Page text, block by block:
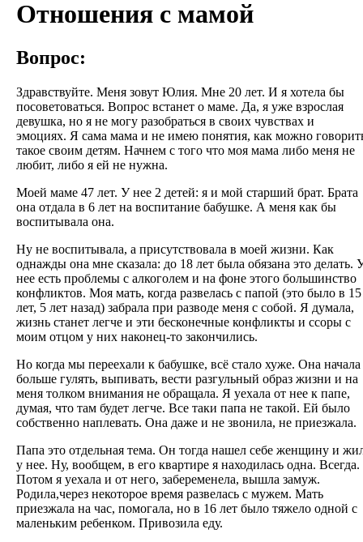
Отношения с мамой
Вопрос:
Здравствуйте. Меня зовут Юлия. Мне 20 лет. И я хотела бы
посоветоваться. Вопрос встанет о маме. Да, я уже взрослая
девушка, но я не могу разобраться в своих чувствах и
эмоциях. Я сама мама и не имею понятия, как можно
такое своим детям. Начнем с того что моя мама либо меня не
любит, либо я ей не нужна.
Моей маме 47 лет. У нее 2 детей: я и мой старший брат. Брата
она отдала в 6 лет на воспитание бабушке. А меня как бы
воспитывала она.
Ну не воспитывала, а присутствовала в моей жизни. Как
однажды она мне сказала: до 18 лет была обязана это делать.
нее есть проблемы с алкоголем и на фоне этого большинство
конфликтов. Моя мать, когда развелась с папой (это было в 15
лет, 5 лет назад) забрала при разводе меня с собой. Я думала,
жизнь станет легче и эти бесконечные конфликты и ссоры с
моим отцом у них наконец-то закончились.
Но когда мы переехали к бабушке, всё стало хуже. Она начала
больше гулять, выпивать, вести разгульный образ жизни и на
меня толком внимания не обращала. Я уехала от нее к папе,
думая, что там будет легче. Все таки папа не такой. Ей было
собственно наплевать. Она даже и не звонила, не приезжала.
Папа это отдельная тема. Он тогда нашел себе женщину и
у нее. Ну, вообщем, в его квартире я находилась одна. Всегда.
Потом я уехала и от него, забеременела, вышла замуж.
Родила,через некоторое время развелась с мужем. Мать
приезжала на час, помогала, но в 16 лет было тяжело одной с
маленьким ребенком. Привозила еду.